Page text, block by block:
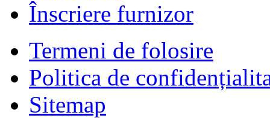
Înscriere furnizor
Termeni de folosire
Politica de
Sitemap